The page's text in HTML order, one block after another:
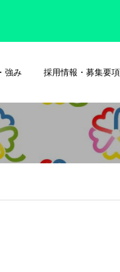
強み 採用情報・募集要項